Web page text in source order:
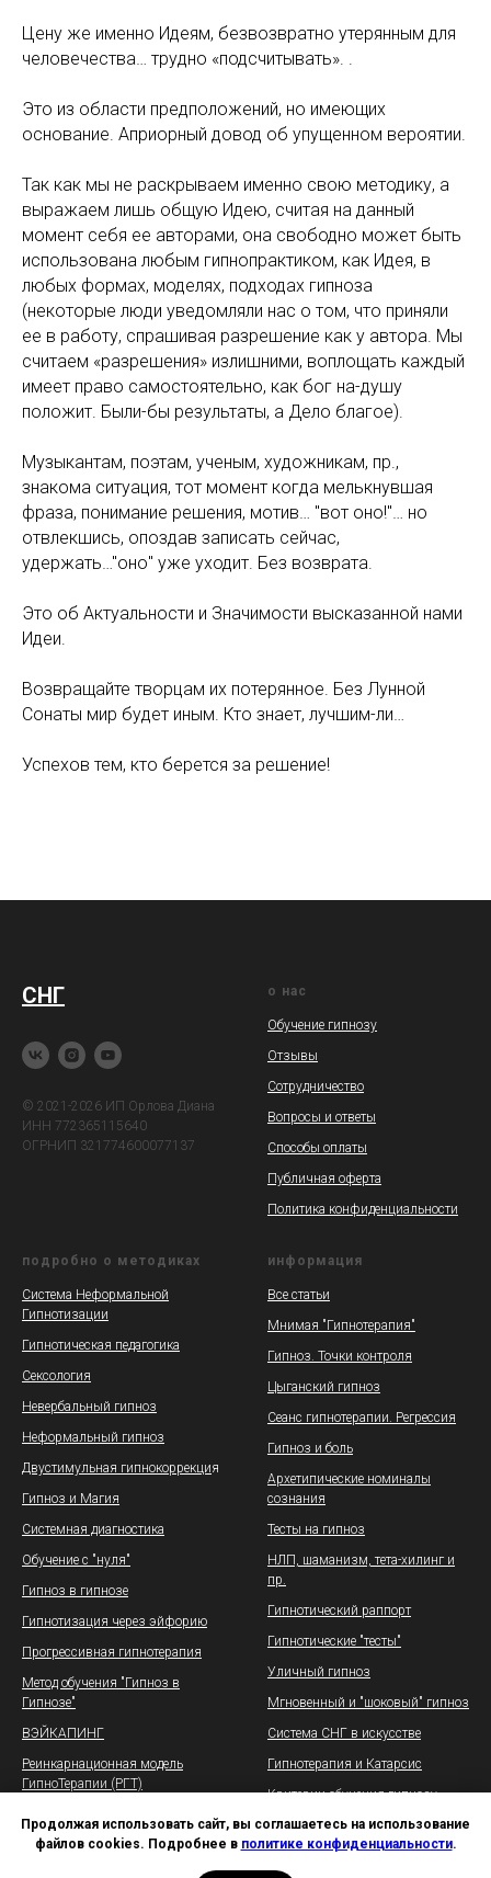
Цену же именно Идеям, безвозвратно утерянным для
человечества… трудно «подсчитывать». .
Это из области предположений, но имеющих
основание. Априорный довод об упущенном вероятии.
Так как мы не раскрываем именно свою методику, а
выражаем лишь общую Идею, считая на данный
момент себя ее авторами, она свободно может быть
использована любым гипнопрактиком, как Идея, в
любых формах, моделях, подходах гипноза
(некоторые люди уведомляли нас о том, что приняли
ее в работу, спрашивая разрешение как у автора. Мы
считаем «разрешения» излишними, воплощать каждый
имеет право самостоятельно, как бог на-душу
положит. Были-бы результаты, а Дело благое).
Музыкантам, поэтам, ученым, художникам, пр.,
знакома ситуация, тот момент когда мелькнувшая
фраза, понимание решения, мотив… "вот оно!"… но
отвлекшись, опоздав записать сейчас,
удержать…"оно" уже уходит. Без возврата.
Это об Актуальности и Значимости высказанной нами
Идеи.
Возвращайте творцам их потерянное. Без Лунной
Сонаты мир будет иным. Кто знает, лучшим-ли…
Успехов тем, кто берется за решение!
Продолжая использовать сайт, вы соглашаетесь на использование
файлов cookies. Подробнее в политике конфиденциальности.
СНГ
© 2021-2026 ИП Орлова Диана
ИНН 772365115640
ОГРНИП 321774600077137
о нас
Обучение гипнозу
Отзывы
Сотрудничество
Вопросы и ответы
Способы оплаты
Публичная оферта
Политика конфиденциальности
подробно о методиках
Система Неформальной
Гипнотизации
Гипнотическая педагогика
Сексология
Невербальный гипноз
Неформальный гипноз
Двустимульная гипнокоррекция
Гипноз и Магия
Системная диагностика
Обучение с "нуля"
Гипноз в гипнозе
Гипнотизация через эйфорию
Прогрессивная гипнотерапия
Метод обучения "Гипноз в
Гипнозе"
ВЭЙКАПИНГ
Реинкарнационная модель
ГипноТерапии (РГТ)
информация
Все статьи
Мнимая "Гипнотерапия"
Гипноз. Точки контроля
Цыганский гипноз
Сеанс гипнотерапии. Регрессия
Гипноз и боль
Архетипические номиналы
сознания
Тесты на гипноз
НЛП, шаманизм, тета-хилинг и
пр.
Гипнотический раппорт
Гипнотические "тесты"
Уличный гипноз
Мгновенный и "шоковый" гипноз
Система СНГ в искусстве
Гипнотерапия и Катарсис
Критерии обучения гипнозу